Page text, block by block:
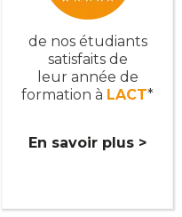
de nos étudiants
satisfaits de
leur année de
formation à LACT*
En savoir plus >